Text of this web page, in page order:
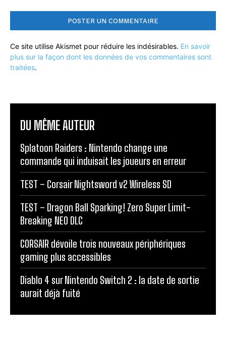
Ce site utilise Akismet pour réduire les indésirables. En savoir
plus sur la façon dont les données de vos commentaires sont
traitées.
DU MÊME AUTEUR
Splatoon Raiders : Nintendo change une
commande qui induisait les joueurs en erreur
TEST – Corsair Nightsword v2 Wireless SD
TEST – Dragon Ball Sparking! Zero Super Limit-
Breaking NEO DLC
CORSAIR dévoile trois nouveaux périphériques
gaming plus accessibles
Diablo 4 sur Nintendo Switch 2 : la date de sortie
aurait déjà fuité